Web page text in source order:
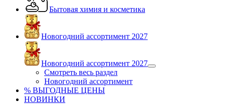
Бытовая химия и косметика
Новогодний ассортимент 2027
Новогодний ассортимент 2027
Смотреть весь раздел
Новогодний ассортимент
% ВЫГОДНЫЕ ЦЕНЫ
НОВИНКИ